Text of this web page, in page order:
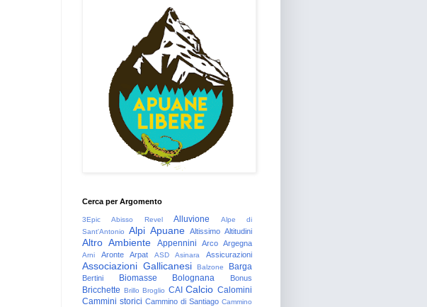
Cerca per Argomento
3Epic Abisso Revel Alluvione
Alpe di
Sant'Antonio
Alpi Apuane Altissimo Altitudini
Altro Ambiente Appennini Arco Argegna
Arni Aronte Arpat ASD Asinara Assicurazioni
Associazioni Gallicanesi Balzone Barga
Bertini Biomasse Bolognana Bonus
Bricchette Brillo Broglio CAI Calcio Calomini
Cammini storici Cammino di Santiago Cammino